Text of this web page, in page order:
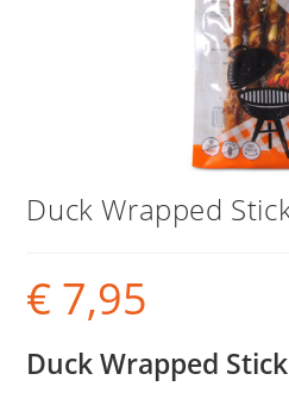
Duck Wrapped
€ 7,95
Duck Wrapped